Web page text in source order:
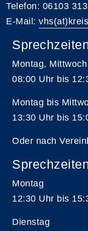
Telefon: 06103
E-Mail:
Montag,
08:00 Uhr bis
Montag bis
13:30 Uhr bis
Oder nach
Montag
12:30 Uhr bis
Dienstag